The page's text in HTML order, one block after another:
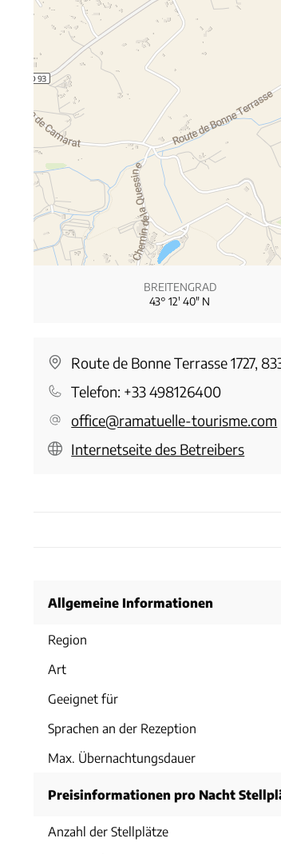
BREITENGRAD
43° 12′ 40″ N
Route de Bonne Terrasse 1727,
Telefon: +33 498126400
office@ramatuelle-tourisme.com
Internetseite des Betreibers
Allgemeine Informationen
Region
Art
Geeignet für
Sprachen an der Rezeption
Max. Übernachtungsdauer
Preisinformationen pro Nacht
Anzahl der Stellplätze